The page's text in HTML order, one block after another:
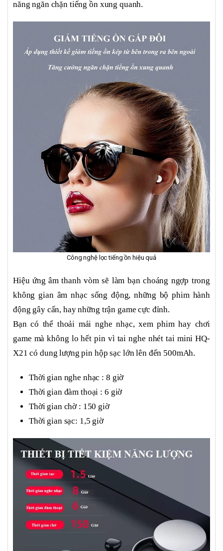
năng ngăn chặn tiếng ồn xung quanh.
Công nghệ lọc tiếng ồn hiệu quả
Hiệu ứng âm thanh vòm sẽ làm bạn choáng ngợp trong
không gian âm nhạc sống động, những bộ phim hành
động gây cấn, hay những trận game cực đỉnh.
Bạn có thể thoải mái nghe nhạc, xem phim hay chơi
game mà không lo hết pin vì tai nghe nhét tai mini HQ-
X21 có dung lượng pin hộp sạc lớn lên đến 500mAh.
Thời gian nghe nhạc : 8 giờ
Thời gian đàm thoại : 6 giờ
Thời gian chờ : 150 giờ
Thời gian sạc: 1,5 giờ